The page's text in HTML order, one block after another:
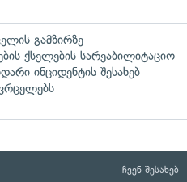
გამზირზე
ქსელების სარეაბილიტაციო
ინციდენტის შესახებ
ჩვენ შესახებ